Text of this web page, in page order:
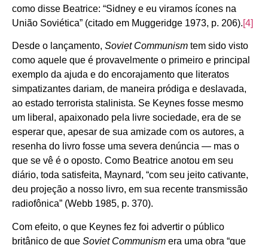
como disse Beatrice: “Sidney e eu viramos ícones na
União Soviética” (citado em Muggeridge 1973, p. 206).[4]
Desde o lançamento, Soviet Communism tem sido visto
como aquele que é provavelmente o primeiro e principal
exemplo da ajuda e do encorajamento que literatos
simpatizantes dariam, de maneira pródiga e deslavada,
ao estado terrorista stalinista. Se Keynes fosse mesmo
um liberal, apaixonado pela livre sociedade, era de se
esperar que, apesar de sua amizade com os autores, a
resenha do livro fosse uma severa denúncia — mas o
que se vê é o oposto. Como Beatrice anotou em seu
diário, toda satisfeita, Maynard, “com seu jeito cativante,
deu projeção a nosso livro, em sua recente transmissão
radiofônica” (Webb 1985, p. 370).
Com efeito, o que Keynes fez foi advertir o público
britânico de que Soviet Communism era uma obra “que